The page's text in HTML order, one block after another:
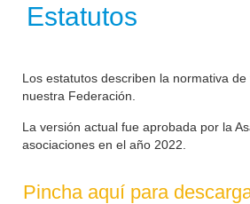
Estatutos
Los estatutos describen la normativa
nuestra Federación.
La versión actual fue aprobada por la
asociaciones en el año 2022.
Pincha aquí para